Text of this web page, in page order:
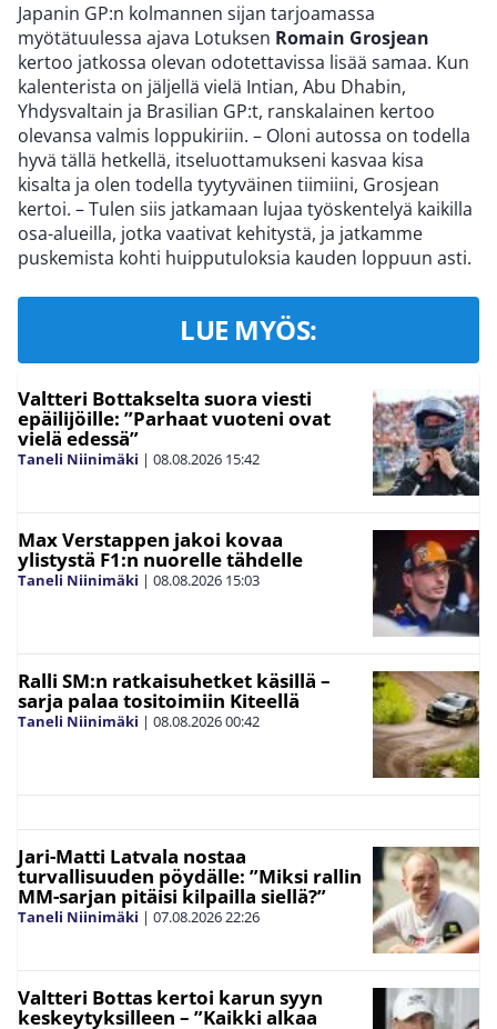
Japanin GP:n kolmannen sijan tarjoamassa
myötätuulessa ajava Lotuksen Romain Grosjean
kertoo jatkossa olevan odotettavissa lisää samaa. Kun
kalenterista on jäljellä vielä Intian, Abu Dhabin,
Yhdysvaltain ja Brasilian GP:t, ranskalainen kertoo
olevansa valmis loppukiriin. – Oloni autossa on todella
hyvä tällä hetkellä, itseluottamukseni kasvaa kisa
kisalta ja olen todella tyytyväinen tiimiini, Grosjean
kertoi. – Tulen siis jatkamaan lujaa työskentelyä kaikilla
osa-alueilla, jotka vaativat kehitystä, ja jatkamme
puskemista kohti huipputuloksia kauden loppuun asti.
LUE MYÖS:
Valtteri Bottakselta suora viesti
epäilijöille: ”Parhaat vuoteni ovat
vielä edessä”
Taneli Niinimäki | 08.08.2026 15:42
Max Verstappen jakoi kovaa
ylistystä F1:n nuorelle tähdelle
Taneli Niinimäki | 08.08.2026 15:03
Ralli SM:n ratkaisuhetket käsillä –
sarja palaa tositoimiin Kiteellä
Taneli Niinimäki | 08.08.202600:42
Jari-Matti Latvala nostaa
turvallisuuden pöydälle: ”Miksi rallin
MM-sarjan pitäisi kilpailla siellä?”
Taneli Niinimäki | 07.08.202622:26
Valtteri Bottas kertoi karun syyn
keskeytyksilleen – ”Kaikki alkaa